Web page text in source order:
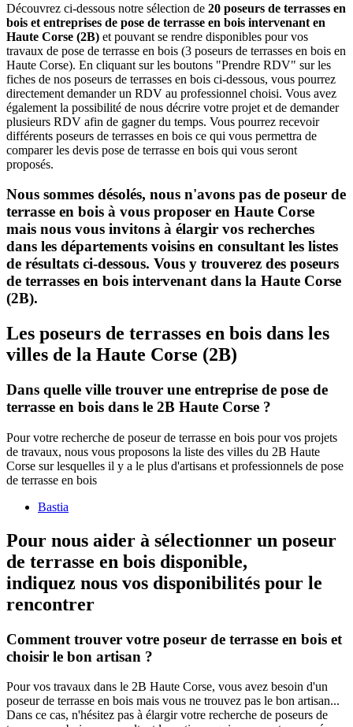
Découvrez ci-dessous notre sélection de 20 poseurs de terrasses en
bois et entreprises de pose de terrasse en bois intervenant en
Haute Corse (2B) et pouvant se rendre disponibles pour vos
travaux de pose de terrasse en bois (3 poseurs de terrasses en bois en
Haute Corse). En cliquant sur les boutons "Prendre RDV" sur les
fiches de nos poseurs de terrasses en bois ci-dessous, vous pourrez
directement demander un RDV au professionnel choisi. Vous avez
également la possibilité de nous décrire votre projet et de demander
plusieurs RDV afin de gagner du temps. Vous pourrez recevoir
différents poseurs de terrasses en bois ce qui vous permettra de
comparer les devis pose de terrasse en bois qui vous seront
proposés.
Nous sommes désolés, nous n'avons pas de poseur de
terrasse en bois à vous proposer en Haute Corse
mais nous vous invitons à élargir vos recherches
dans les départements voisins en consultant les listes
de résultats ci-dessous. Vous y trouverez des poseurs
de terrasses en bois intervenant dans la Haute Corse
(2B).
Les poseurs de terrasses en bois dans les
villes de la Haute Corse (2B)
Dans quelle ville trouver une entreprise de pose de
terrasse en bois dans le 2B Haute Corse ?
Pour votre recherche de poseur de terrasse en bois pour vos projets
de travaux, nous vous proposons la liste des villes du 2B Haute
Corse sur lesquelles il y a le plus d'artisans et professionnels de pose
de terrasse en bois
Bastia
Pour nous aider à sélectionner un poseur
de terrasse en bois disponible,
indiquez nous vos disponibilités pour le
rencontrer
Comment trouver votre poseur de terrasse en bois et
choisir le bon artisan ?
Pour vos travaux dans le 2B Haute Corse, vous avez besoin d'un
poseur de terrasse en bois mais vous ne trouvez pas le bon artisan...
Dans ce cas, n'hésitez pas à élargir votre recherche de poseurs de